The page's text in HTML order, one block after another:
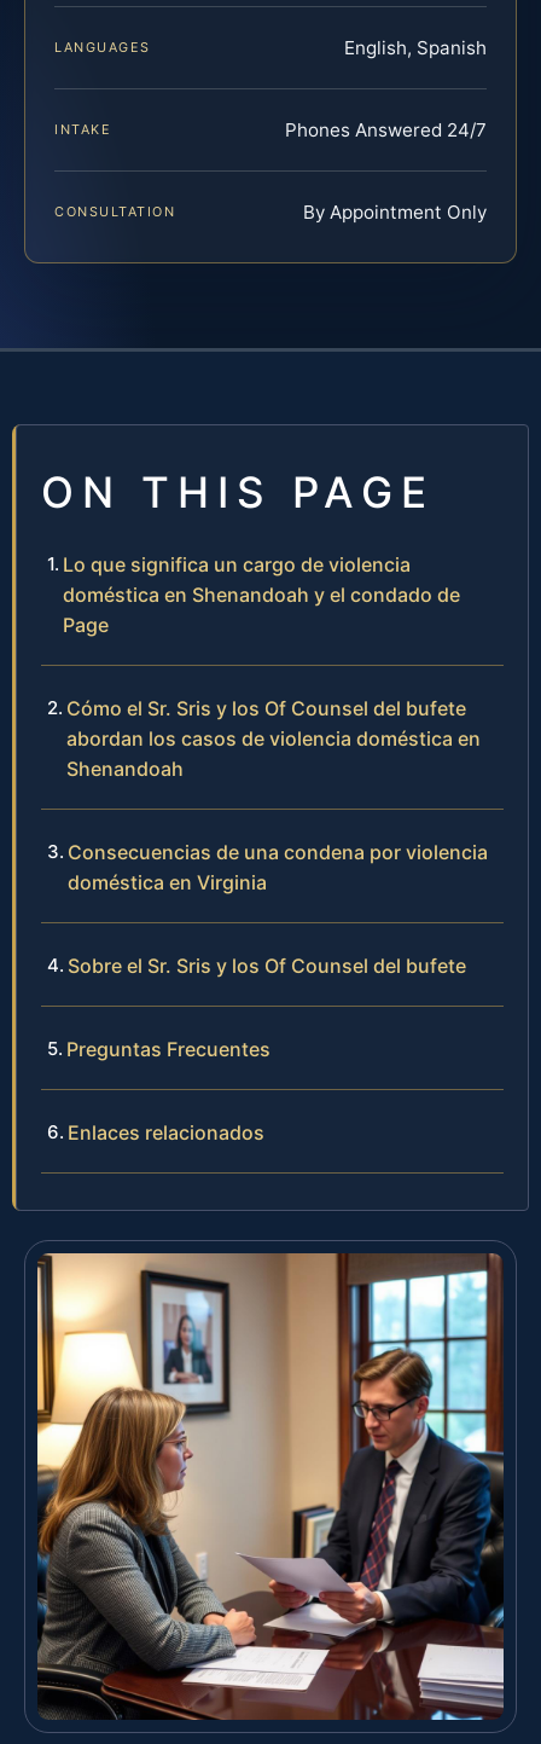
LANGUAGES English, Spanish
INTAKE Phones Answered 24/7
CONSULTATION By Appointment Only
ON THIS PAGE
Lo que significa un cargo de violencia
doméstica en Shenandoah y el condado de
Page
Cómo el Sr. Sris y los Of Counsel del bufete
abordan los casos de violencia doméstica en
Shenandoah
Consecuencias de una condena por violencia
doméstica en Virginia
Sobre el Sr. Sris y los Of Counsel del bufete
Preguntas Frecuentes
Enlaces relacionados